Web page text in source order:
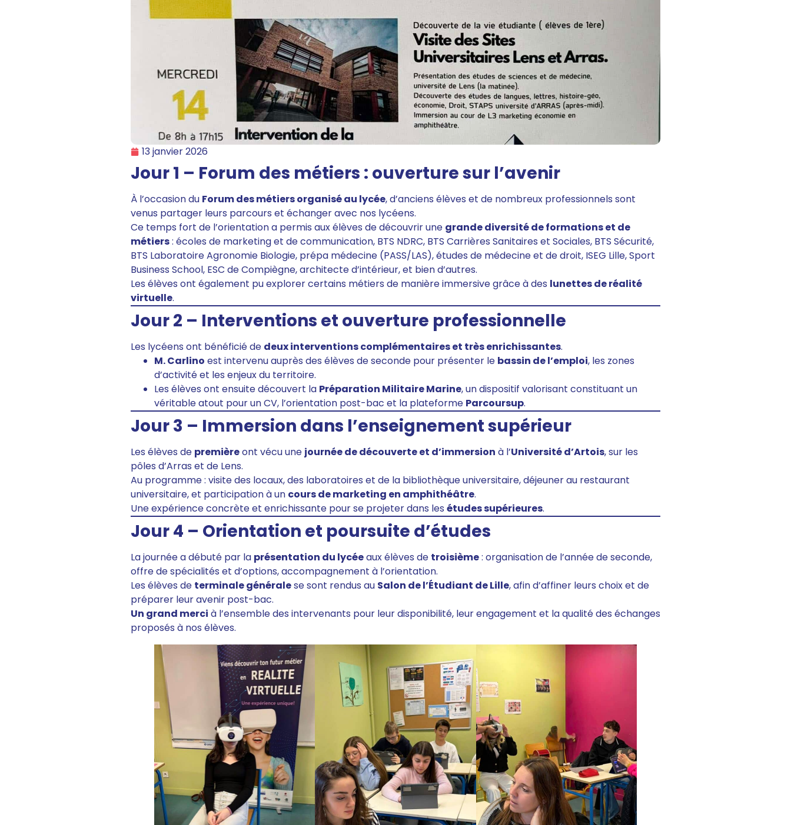
13 janvier 2026
Jour 1 – Forum des métiers : ouverture sur l’avenir
À l’occasion du Forum des métiers organisé au lycée, d’anciens élèves et de nombreux professionnels sont
venus partager leurs parcours et échanger avec nos lycéens.
Ce temps fort de l’orientation a permis aux élèves de découvrir une grande diversité de formations et de
métiers: écoles de marketing et de communication, BTS NDRC, BTS Carrières Sanitaires et Sociales, BTS Sécurité,
BTS Laboratoire Agronomie Biologie, prépa médecine (PASS/LAS), études de médecine et de droit, ISEG Lille, Sport
Business School, ESC de Compiègne, architecte d’intérieur, et bien d’autres.
Les élèves ont également pu explorer certains métiers de manière immersive grâce à des lunettes de réalité
virtuelle.
Jour 2 – Interventions et ouverture professionnelle
Les lycéens ont bénéficié de deux interventions complémentaires et très enrichissantes.
M. Carlino est intervenu auprès des élèves de seconde pour présenter le bassin de l’emploi, les zones
d’activité et les enjeux du territoire.
Les élèves ont ensuite découvert la Préparation Militaire Marine, un dispositif valorisant constituant un
véritable atout pour un CV, l’orientation post-bac et la plateforme Parcoursup.
Jour 3 – Immersion dans l’enseignement supérieur
Les élèves de premièreont vécu une journée de découverte et d’immersion à l’Université d’Artois, sur les
pôles d’Arras et de Lens.
Au programme : visite des locaux, des laboratoires et de la bibliothèque universitaire, déjeuner au restaurant
universitaire, et participation à un cours de marketing en amphithéâtre.
Une expérience concrète et enrichissante pour se projeter dans les études supérieures.
Jour 4 – Orientation et poursuite d’études
La journée a débuté par la présentation du lycéeaux élèves de troisième: organisation de l’année de seconde,
offre de spécialités et d’options, accompagnement à l’orientation.
Les élèves de terminale généralese sont rendus au Salon de l’Étudiant de Lille, afin d’affiner leurs choix et de
préparer leur avenir post-bac.
Un grand merci à l’ensemble des intervenants pour leur disponibilité, leur engagement et la qualité des échanges
proposés à nos élèves.